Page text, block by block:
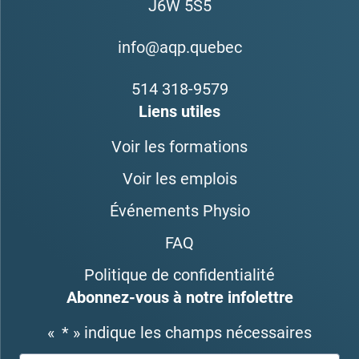
J6W 5S5
info@aqp.quebec
514 318-9579
Liens utiles
Voir les formations
Voir les emplois
Événements Physio
FAQ
Politique de confidentialité
Abonnez-vous à notre infolettre
« * » indique les champs nécessaires